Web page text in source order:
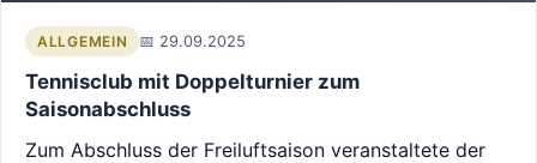
ALLGEMEIN 29.09.2025
Tennisclub mit Doppelturnier zum
Saisonabschluss
Zum Abschluss der Freiluftsaison veranstaltete der